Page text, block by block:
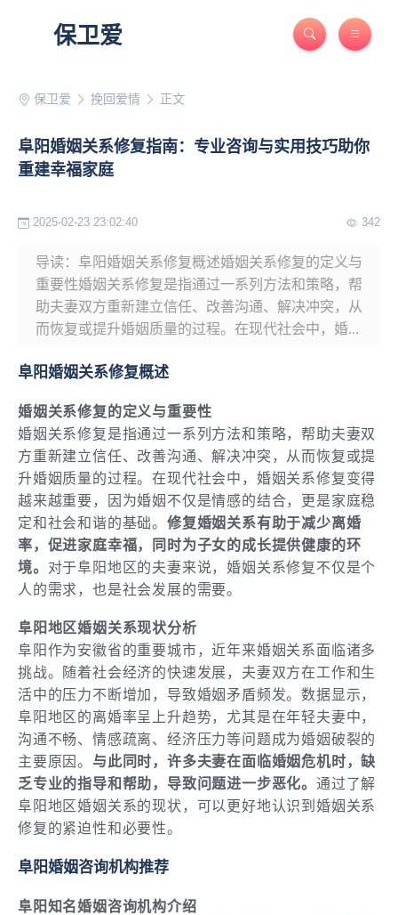
保卫爱
保卫爱 挽回爱情 正文
阜阳婚姻关系修复指南：专业咨询与实用技巧助你
重建幸福家庭
2025-02-23 23:02:40 342
导读：阜阳婚姻关系修复概述婚姻关系修复的定义与
重要性婚姻关系修复是指通过一系列方法和策略，帮
助夫妻双方重新建立信任、改善沟通、解决冲突，从
而恢复或提升婚姻质量的过程。在现代社会中，婚...
阜阳婚姻关系修复概述
婚姻关系修复的定义与重要性
婚姻关系修复是指通过一系列方法和策略，帮助夫妻双
方重新建立信任、改善沟通、解决冲突，从而恢复或提
升婚姻质量的过程。在现代社会中，婚姻关系修复变得
越来越重要，因为婚姻不仅是情感的结合，更是家庭稳
定和社会和谐的基础。修复婚姻关系有助于减少离婚
率，促进家庭幸福，同时为子女的成长提供健康的环
境。 对于阜阳地区的夫妻来说，婚姻关系修复不仅是个
人的需求，也是社会发展的需要。
阜阳地区婚姻关系现状分析
阜阳作为安徽省的重要城市，近年来婚姻关系面临诸多
挑战。随着社会经济的快速发展，夫妻双方在工作和生
活中的压力不断增加，导致婚姻矛盾频发。数据显示，
阜阳地区的离婚率呈上升趋势，尤其是在年轻夫妻中，
沟通不畅、情感疏离、经济压力等问题成为婚姻破裂的
主要原因。 与此同时，许多夫妻在面临婚姻危机时，缺
乏专业的指导和帮助，导致问题进一步恶化。 通过了解
阜阳地区婚姻关系的现状，可以更好地认识到婚姻关系
修复的紧迫性和必要性。
阜阳婚姻咨询机构推荐
阜阳知名婚姻咨询机构介绍